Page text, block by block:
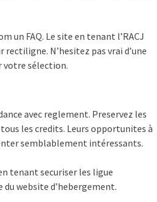
un FAQ. Le site en tenant l’RACJ
N’hesitez pas vrai d’une
votre sélection.
avec reglement. Preservez les
les credits. Leurs opportunites à
semblablement intéressants.
tenant securiser les ligue
website d’hebergement.